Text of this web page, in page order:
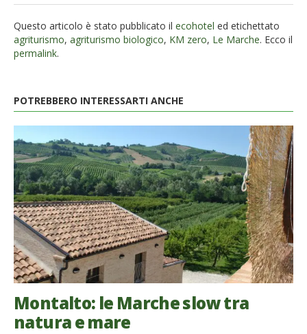
Questo articolo è stato pubblicato il ecohotel ed etichettato
agriturismo, agriturismo biologico, KM zero, Le Marche. Ecco il
permalink.
POTREBBERO INTERESSARTI ANCHE
Montalto: le Marche slow tra
natura e mare